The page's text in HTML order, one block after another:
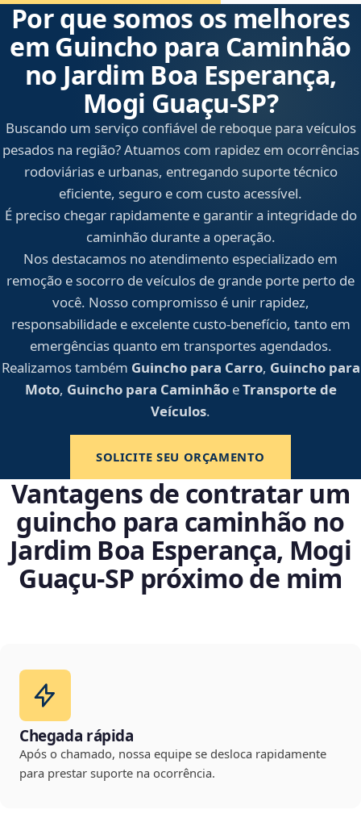
Por que somos os melhores
em Guincho para Caminhão
no Jardim Boa Esperança,
Mogi Guaçu‑SP?
Buscando um serviço confiável de reboque para veículos
pesados na região? Atuamos com rapidez em ocorrências
rodoviárias e urbanas, entregando suporte técnico
eficiente, seguro e com custo acessível.
É preciso chegar rapidamente e garantir a integridade do
caminhão durante a operação.
Nos destacamos no atendimento especializado em
remoção e socorro de veículos de grande porte perto de
você. Nosso compromisso é unir rapidez,
responsabilidade e excelente custo-benefício, tanto em
emergências quanto em transportes agendados.
Realizamos também Guincho para Carro, Guincho para
Moto, Guincho para CaminhãoeTransporte de
Veículos.
SOLICITE SEU ORÇAMENTO
Vantagens de contratar um
guincho para caminhão no
Jardim Boa Esperança, Mogi
Guaçu‑SP próximo de mim
Chegada rápida
Após o chamado, nossa equipe se desloca rapidamente
para prestar suporte na ocorrência.